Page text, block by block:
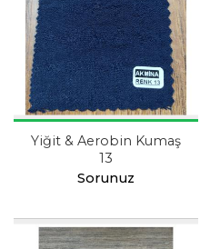
Yiğit & Aerobin Kumaş
13
Sorunuz